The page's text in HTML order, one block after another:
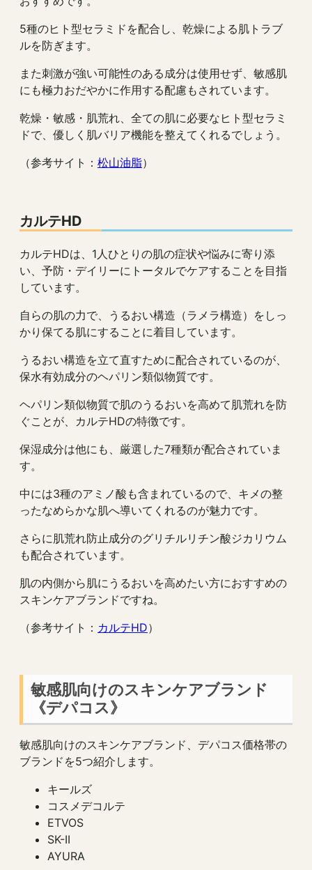
5種のヒト型セラミドを配合し、乾燥による肌トラブ
ルを防ぎます。
また刺激が強い可能性のある成分は使用せず、敏感肌
にも極力おだやかに作用する配慮もされています。
乾燥・敏感・肌荒れ、全ての肌に必要なヒト型セラミ
ドで、優しく肌バリア機能を整えてくれるでしょう。
（参考サイト： 松山油脂）
カルテHD
カルテHDは、1人ひとりの肌の症状や悩みに寄り添
い、予防・デイリーにトータルでケアすることを目指
しています。
自らの肌の力で、うるおい構造（ラメラ構造）をしっ
かり保てる肌にすることに着目しています。
うるおい構造を立て直すために配合されているのが、
保水有効成分のヘパリン類似物質です。
ヘパリン類似物質で肌のうるおいを高めて肌荒れを防
ぐことが、カルテHDの特徴です。
保湿成分は他にも、厳選した7種類が配合されていま
す。
中には3種のアミノ酸も含まれているので、キメの整
ったなめらかな肌へ導いてくれるのが魅力です。
さらに肌荒れ防止成分のグリチルリチン酸ジカリウム
も配合されています。
肌の内側から肌にうるおいを高めたい方におすすめの
スキンケアブランドですね。
（参考サイト： カルテHD）
敏感肌向けのスキンケアブランド
《デパコス》
敏感肌向けのスキンケアブランド、デパコス価格帯の
ブランドを5つ紹介します。
キールズ
コスメデコルテ
ETVOS
SK-II
AYURA